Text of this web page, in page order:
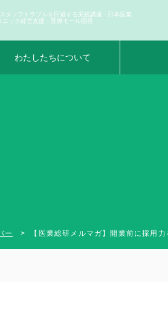
タッフトラブルを回避する実践講座 - 日本医業
ック経営支援・医療モール開発
わたしたちについて
ー 【医業総研メルマガ】開業前に採用